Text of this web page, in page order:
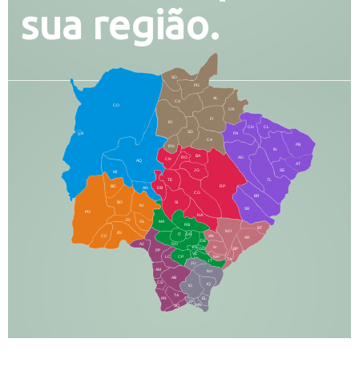
sua região.
CO
AQ
MI
AN
CX
RI
AL
CR
FI
SG
BA
CA
PA
CH CL
PB
SE
TL
AG
BR
SR
BT
AR
RP
RO
JG
CG
SI
NA
TA
NH
JT
RB
MA
IT
DR
DO
CP
JU
NV
IQ
EL
BD
BO
NI
JD
PO
BV
CC
PP
AJ
LC
AM
AB
JP
DB
TE
CS
PR
TA
SQ
IG
MN
IN
NO
BP
RN
CN
GL
AN
IV
FS
VC
GD
DE
AT
PG
SO
LA